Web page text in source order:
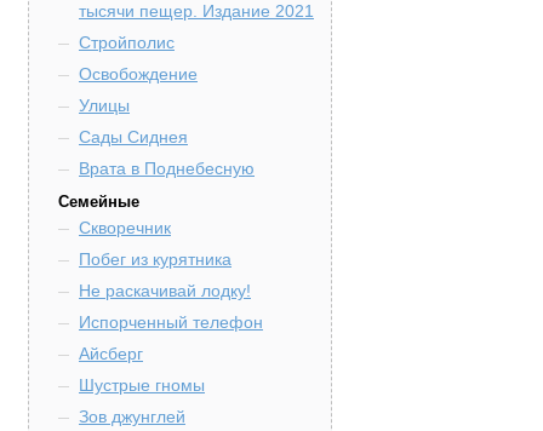
тысячи пещер. Издание 2021
Стройполис
Освобождение
Улицы
Сады Сиднея
Врата в Поднебесную
Семейные
Скворечник
Побег из курятника
Не раскачивай лодку!
Испорченный телефон
Айсберг
Шустрые гномы
Зов джунглей